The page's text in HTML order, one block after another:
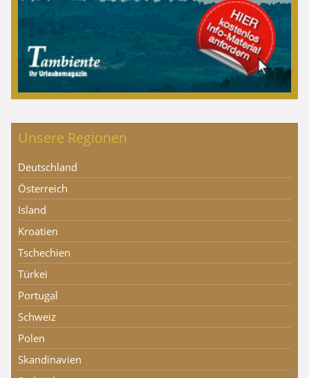
Unsere Regionen
Deutschland
Österreich
Island
Kroatien
Tschechien
Türkei
Portugal
Schweiz
Polen
Skandinavien